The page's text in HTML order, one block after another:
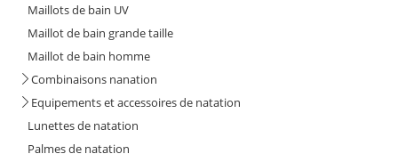
Maillots de bain UV
Maillot de bain grande taille
Maillot de bain homme
Combinaisons nanation
Equipements et accessoires de natation
Lunettes de natation
Palmes de natation